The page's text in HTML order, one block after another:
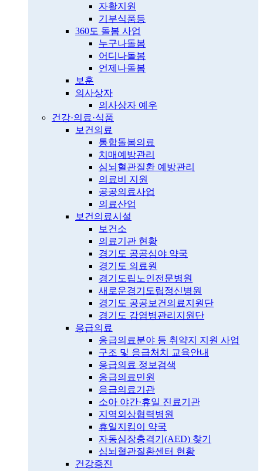
자활지원
기부식품등
360도 돌봄 사업
누구나돌봄
어디나돌봄
언제나돌봄
보훈
의사상자
의사상자 예우
건강·의료·식품
보건의료
통합돌봄의료
치매예방관리
심뇌혈관질환 예방관리
의료비 지원
공공의료사업
의료산업
보건의료시설
보건소
의료기관 현황
경기도 공공심야 약국
경기도 의료원
경기도립노인전문병원
새로운경기도립정신병원
경기도 공공보건의료지원단
경기도 감염병관리지원단
응급의료
응급의료분야 등 취약지 지원 사업
구조 및 응급처치 교육안내
응급의료 정보검색
응급의료민원
응급의료기관
소아 야간·휴일 진료기관
지역외상협력병원
휴일지킴이 약국
자동심장충격기(AED) 찾기
심뇌혈관질환센터 현황
건강증진